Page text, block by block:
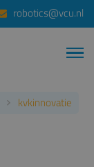
robotics@vcu.nl
kvkinnovatie